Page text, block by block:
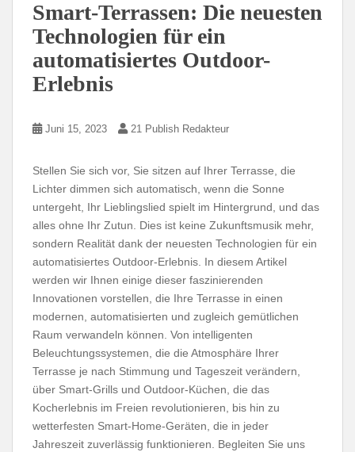
Smart-Terrassen: Die neuesten
Technologien für ein
automatisiertes Outdoor-
Erlebnis
Juni 15, 2023 21 Publish Redakteur
Stellen Sie sich vor, Sie sitzen auf Ihrer Terrasse, die
Lichter dimmen sich automatisch, wenn die Sonne
untergeht, Ihr Lieblingslied spielt im Hintergrund, und das
alles ohne Ihr Zutun. Dies ist keine Zukunftsmusik mehr,
sondern Realität dank der neuesten Technologien für ein
automatisiertes Outdoor-Erlebnis. In diesem Artikel
werden wir Ihnen einige dieser faszinierenden
Innovationen vorstellen, die Ihre Terrasse in einen
modernen, automatisierten und zugleich gemütlichen
Raum verwandeln können. Von intelligenten
Beleuchtungssystemen, die die Atmosphäre Ihrer
Terrasse je nach Stimmung und Tageszeit verändern,
über Smart-Grills und Outdoor-Küchen, die das
Kocherlebnis im Freien revolutionieren, bis hin zu
wetterfesten Smart-Home-Geräten, die in jeder
Jahreszeit zuverlässig funktionieren. Begleiten Sie uns